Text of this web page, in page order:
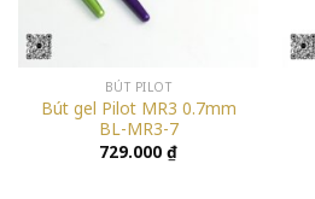
BÚT PILOT
Bút gel Pilot MR3 0.7mm
BL-MR3-7
729.000 ₫